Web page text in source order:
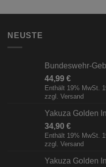
NEUSTE
Bundeswehr-
44,99 €
Enthält 19% MwSt.
zzgl. Versand
Yakuza Golden
34,90 €
Enthält 19% MwSt.
zzgl. Versand
Yakuza Golden